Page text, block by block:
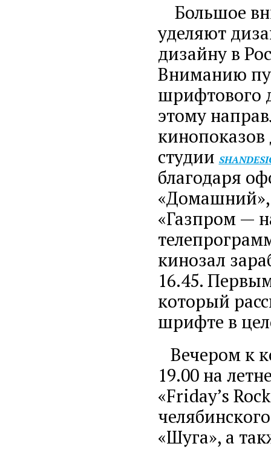
Большое
уделяют
дизайну в
Вниманию
шрифтового
этому
студии
благодаря
«Газпром —
кинозал
16.45.
который
шрифте в
Вечером к
19.00 на
«Friday’s
«Шуга», а